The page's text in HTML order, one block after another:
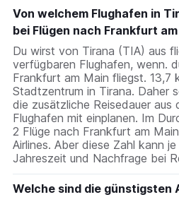
Von welchem Flughafen in
bei Flügen nach Frankfurt am
Du wirst von Tirana (TIA) aus
verfügbaren Flughafen, wenn.
Frankfurt am Main fliegst. 13,7
Stadtzentrum in Tirana. Daher
die zusätzliche Reisedauer aus
Flughafen mit einplanen. Im
2 Flüge nach Frankfurt am
Airlines. Aber diese Zahl kann
Jahreszeit und Nachfrage bei
Welche sind die günstigsten